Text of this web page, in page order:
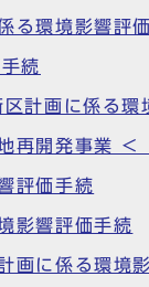
る環境影響評
続
計画に係る環
開発事業 ＜
評価手続
影響評価手続
に係る環境